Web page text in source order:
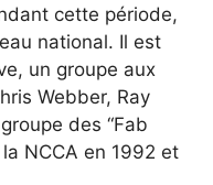
cette période,
national. Il est
un groupe aux
Webber, Ray
des “Fab
NCCA en 1992 et